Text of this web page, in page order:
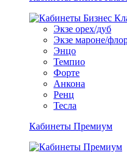
Экзе орех/дуб
Экзе мароне/
Энцо
Темпио
Форте
Анкона
Ренц
Тесла
Кабинеты Премиум